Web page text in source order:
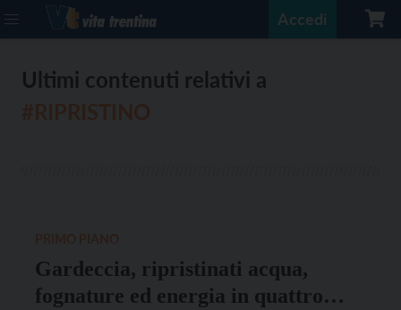
Accedi
Ultimi contenuti relativi a
Gardeccia, ripristinati acqua,
fognature ed energia in quattro